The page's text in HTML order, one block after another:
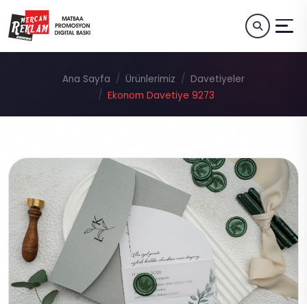
Ana Sayfa Ürünlerimiz
Davetiyeler
Ekonom Davetiye 9273